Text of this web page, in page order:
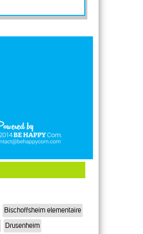
Bischoffsheim elementaire
Drusenheim